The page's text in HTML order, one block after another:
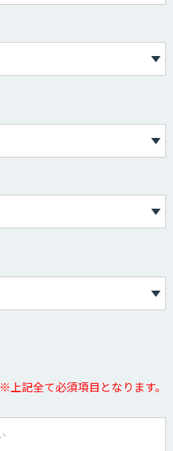
※上記全て必須項目となります。